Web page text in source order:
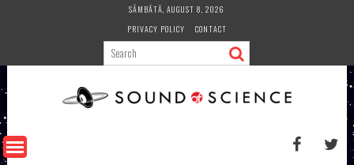
SÂMBĂTĂ, AUGUST 8, 2026
PRIVACY POLICY
CONTACT